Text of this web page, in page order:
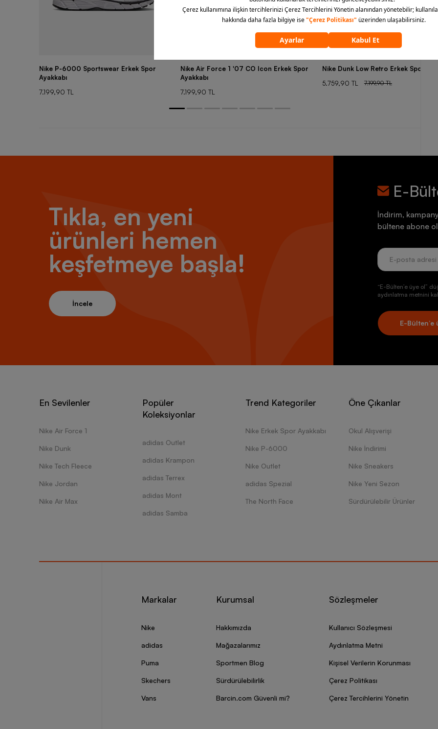
Nike P-6000 Sportswear Erkek Spor
Ayakkabı
7.199,90 TL
Nike Air Force 1 '07 CO Icon Erkek Spor
Ayakkabı
7.199,90 TL
Nike Dunk Low Retro Erkek Spor
5.759,90 TL
7.199,90 TL
Tıkla, en yeni
ürünleri hemen
keşfetmeye başla!
İncele
E-
İndirim,
bültene abone
“E-Bülten’e üye ol”
aydınlatma metnini
E-Bülten’e
En Sevilenler
Nike Air Force 1
Nike Dunk
Nike Tech Fleece
Nike Jordan
Nike Air Max
Popüler
Koleksiyonlar
adidas Outlet
adidas Krampon
adidas Terrex
adidas Mont
adidas Samba
Trend Kategoriler
Nike Erkek Spor Ayakkabı
Nike P-6000
Nike Outlet
adidas Spezial
The North Face
Öne Çıkanlar
Okul Alışverişi
Nike İndirimi
Nike Sneakers
Nike Yeni Sezon
Sürdürülebilir Ürünler
Markalar
Nike
adidas
Puma
Skechers
Vans
Kurumsal
Hakkımızda
Mağazalarımız
Sportmen Blog
Sürdürülebilirlik
Barcin.com Güvenli mi?
Sözleşmeler
Kullanıcı Sözleşmesi
Aydınlatma Metni
Kişisel Verilerin Korunması
Çerez Politikası
Çerez Tercihlerini Yönetin